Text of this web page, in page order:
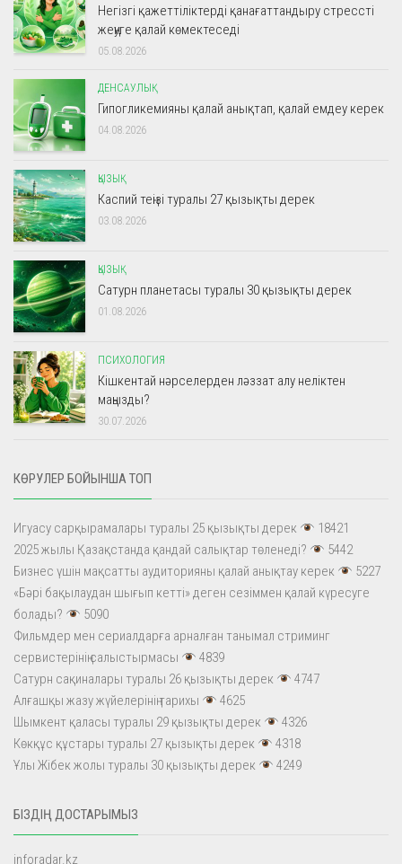
Негізгі қажеттіліктерді қанағаттандыру стрессті
жеңуге қалай көмектеседі
05.08.2026
ДЕНСАУЛЫҚ
Гипогликемияны қалай анықтап, қалай емдеу керек
04.08.2026
ҚЫЗЫҚ
Каспий теңізі туралы 27 қызықты дерек
03.08.2026
ҚЫЗЫҚ
Сатурн планетасы туралы 30 қызықты дерек
01.08.2026
ПСИХОЛОГИЯ
Кішкентай нәрселерден ләззат алу неліктен
маңызды?
30.07.2026
КӨРУЛЕР БОЙЫНША ТОП
Игуасу сарқырамалары туралы 25 қызықты дерек
18421
2025 жылы Қазақстанда қандай салықтар төленеді?
5442
Бизнес үшін мақсатты аудиторияны қалай анықтау керек
5227
«Бәрі бақылаудан шығып кетті» деген сезіммен қалай күресуге
болады?
5090
Фильмдер мен сериалдарға арналған танымал стриминг
сервистерінің салыстырмасы
4839
Сатурн сақиналары туралы 26 қызықты дерек
4747
Алғашқы жазу жүйелерінің тарихы
4625
Шымкент қаласы туралы 29 қызықты дерек
4326
Көкқұс құстары туралы 27 қызықты дерек
4318
Ұлы Жібек жолы туралы 30 қызықты дерек
4249
БІЗДІҢ ДОСТАРЫМЫЗ
inforadar.kz